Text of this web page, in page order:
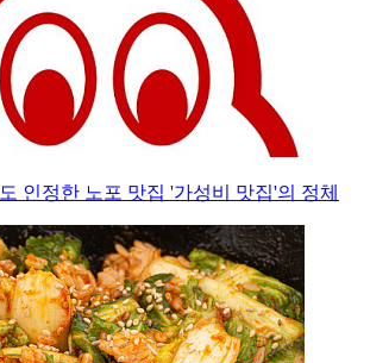
인정한 노포 맛집 '가성비 맛집'의 정체